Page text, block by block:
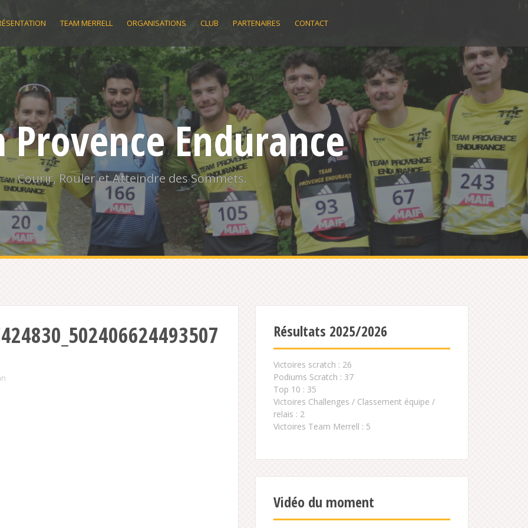
TEAM MERRELL ORGANISATIONS CLUB PARTENAIRES CONTACT
Provence Endurance
Courir, Rouler et Atteindre des Sommets.
Résultats 2025/2026
Victoires scratch : 26
Podiums Scratch : 37
Top 10 : 35
Victoires Challenges / Classement équipe /
relais : 2
Victoires Team Merrell : 5
Vidéo du moment